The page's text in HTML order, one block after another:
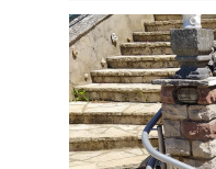
Ascenseur
de finition,
chez un
de Céret
Orientales).